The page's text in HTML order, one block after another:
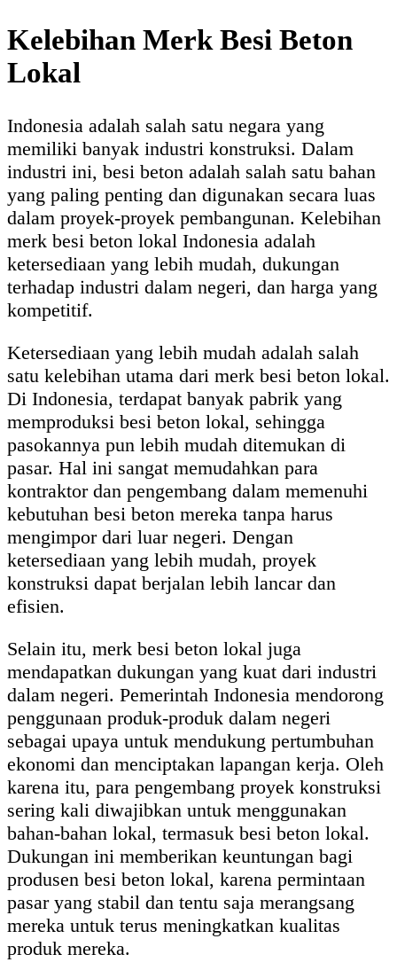
Kelebihan Merk Besi Beton
Lokal
Indonesia adalah salah satu negara yang
memiliki banyak industri konstruksi. Dalam
industri ini, besi beton adalah salah satu bahan
yang paling penting dan digunakan secara luas
dalam proyek-proyek pembangunan. Kelebihan
merk besi beton lokal Indonesia adalah
ketersediaan yang lebih mudah, dukungan
terhadap industri dalam negeri, dan harga yang
kompetitif.
Ketersediaan yang lebih mudah adalah salah
satu kelebihan utama dari merk besi beton lokal.
Di Indonesia, terdapat banyak pabrik yang
memproduksi besi beton lokal, sehingga
pasokannya pun lebih mudah ditemukan di
pasar. Hal ini sangat memudahkan para
kontraktor dan pengembang dalam memenuhi
kebutuhan besi beton mereka tanpa harus
mengimpor dari luar negeri. Dengan
ketersediaan yang lebih mudah, proyek
konstruksi dapat berjalan lebih lancar dan
efisien.
Selain itu, merk besi beton lokal juga
mendapatkan dukungan yang kuat dari industri
dalam negeri. Pemerintah Indonesia mendorong
penggunaan produk-produk dalam negeri
sebagai upaya untuk mendukung pertumbuhan
ekonomi dan menciptakan lapangan kerja. Oleh
karena itu, para pengembang proyek konstruksi
sering kali diwajibkan untuk menggunakan
bahan-bahan lokal, termasuk besi beton lokal.
Dukungan ini memberikan keuntungan bagi
produsen besi beton lokal, karena permintaan
pasar yang stabil dan tentu saja merangsang
mereka untuk terus meningkatkan kualitas
produk mereka.